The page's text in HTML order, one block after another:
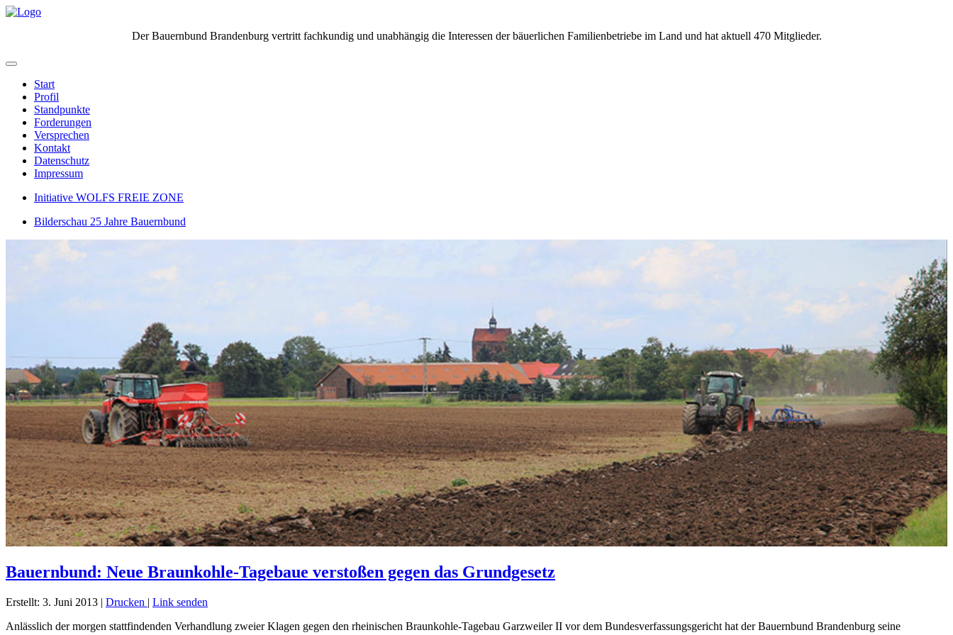
Der Bauernbund Brandenburg vertritt fachkundig und unabhängig die Interessen der bäuerlichen Familienbetriebe im Land und hat aktuell 470 Mitglieder.
Start
Profil
Standpunkte
Forderungen
Versprechen
Kontakt
Datenschutz
Impressum
Initiative WOLFS FREIE ZONE
Bilderschau 25 Jahre Bauernbund
Bauernbund: Neue Braunkohle-Tagebaue verstoßen gegen das Grundgesetz
Erstellt: 3. Juni 2013 | Drucken | Link senden
Anlässlich der morgen stattfindenden Verhandlung zweier Klagen gegen den rheinischen Braunkohle-Tagebau Garzweiler II vor dem Bundesverfassungsgericht hat der Bauernbund Brandenburg seine